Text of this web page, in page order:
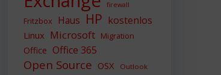
firewall
Fritzbox Haus HP kostenlos
Linux Microsoft Migration
Office Office 365
Open Source OSX Outlook